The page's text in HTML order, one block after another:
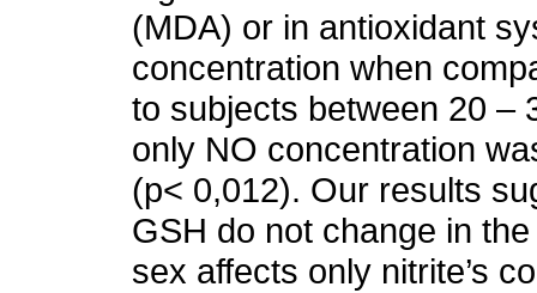
(MDA) or in antioxidant
concentration when
to subjects between 20 –
only NO concentration
(p< 0,012). Our results
GSH do not change in
sex affects only nitrite’s